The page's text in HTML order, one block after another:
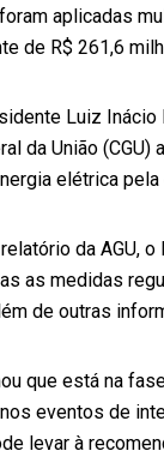
aplicadas
de R$ 261,6
Luiz Inácio
da União
elétrica pela
da AGU,
as medidas
de outras
que está na
eventos de
levar à